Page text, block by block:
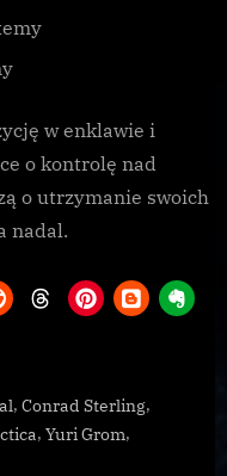
w enklawie i
o kontrolę nad
o utrzymanie swoich
nadal.
,Conrad Sterling,
, Yuri Grom,